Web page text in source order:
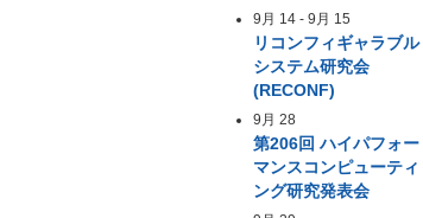
9月 14 -9月 15
リコンフィギャラブル
システム研究会
(RECONF)
9月 28
第206回 ハイパフォー
マンスコンピューティ
ング研究発表会